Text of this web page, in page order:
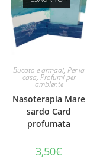
Bucato e armadi,Per la
casa, Profumi per
ambiente
Nasoterapia Mare
sardo Card
profumata
3,50€